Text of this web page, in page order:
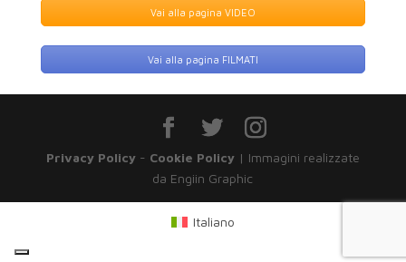
Vai alla pagina VIDEO
Vai alla pagina FILMATI
Privacy Policy- Cookie Policy| Immagini realizzate
da Engiin Graphic
Italiano